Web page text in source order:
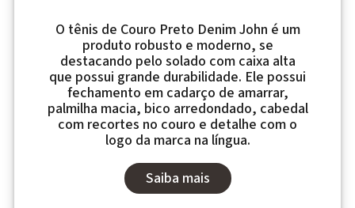
O tênis de Couro Preto Denim John é um
produto robusto e moderno, se
destacando pelo solado com caixa alta
que possui grande durabilidade. Ele possui
fechamento em cadarço de amarrar,
palmilha macia, bico arredondado, cabedal
com recortes no couro e detalhe com o
logo da marca na língua.
Saiba mais